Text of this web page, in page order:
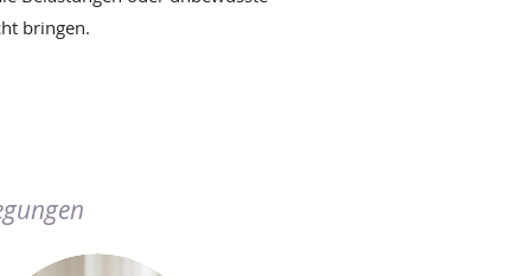
bringen.